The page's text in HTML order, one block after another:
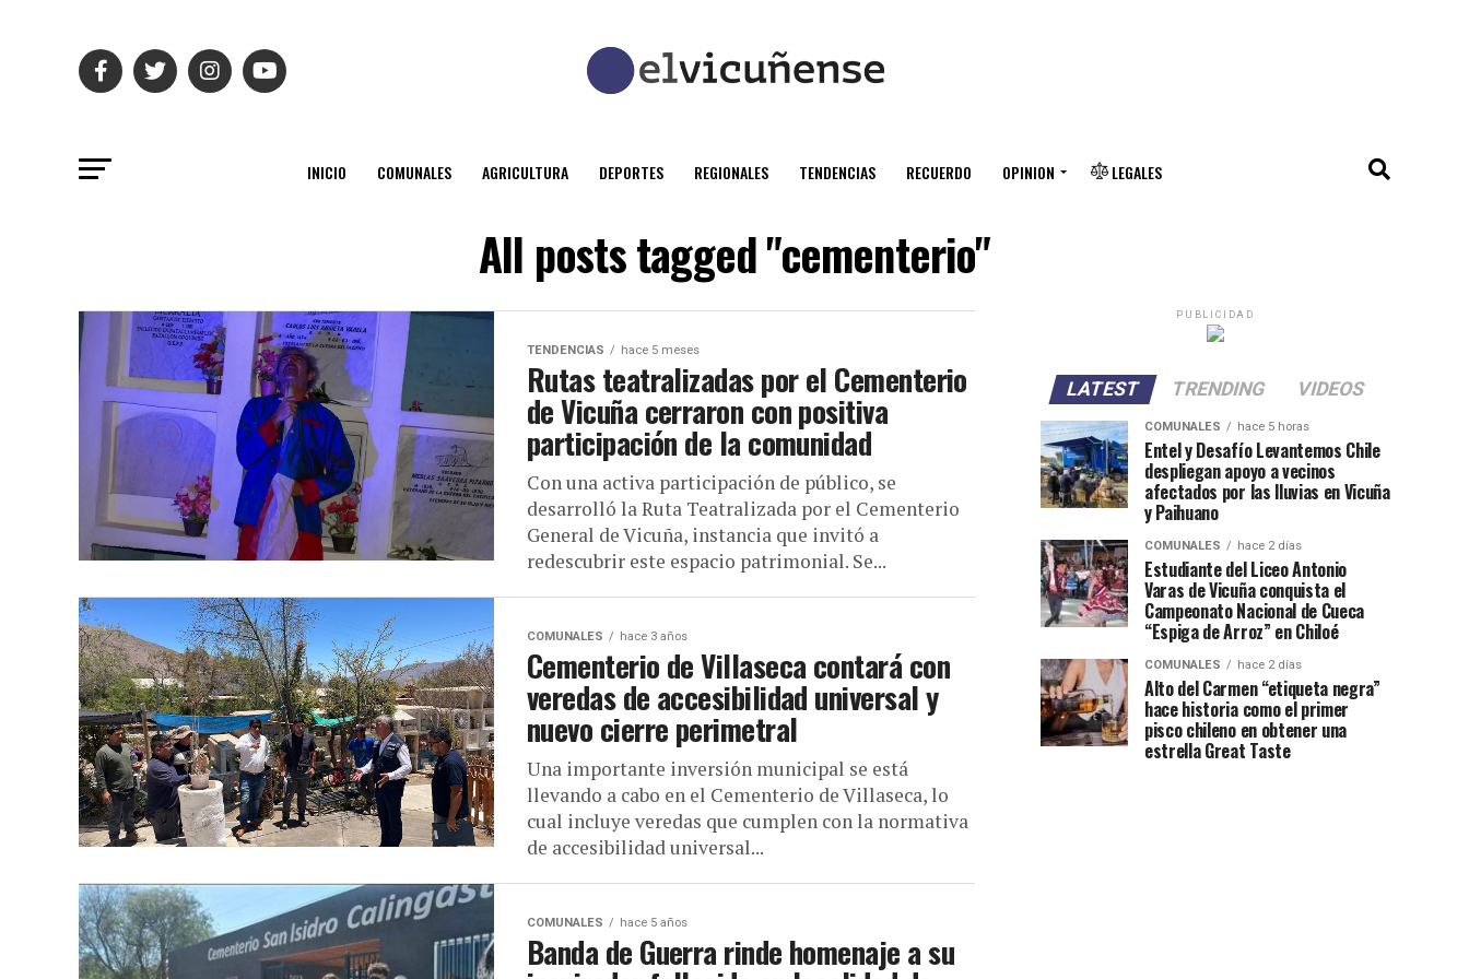
INICIO COMUNALES AGRICULTURA DEPORTES REGIONALES TENDENCIAS RECUERDO OPINION LEGALES
All posts tagged "cementerio"
TENDENCIAS hace 5 meses
Rutas teatralizadas por el Cementerio
de Vicuña cerraron con positiva
participación de la comunidad
Con una activa participación de público, se
desarrolló la Ruta Teatralizada por el Cementerio
General de Vicuña, instancia que invitó a
redescubrir este espacio patrimonial. Se...
COMUNALES hace 3 años
Cementerio de Villaseca contará con
veredas de accesibilidad universal y
nuevo cierre perimetral
Una importante inversión municipal se está
llevando a cabo en el Cementerio de Villaseca, lo
cual incluye veredas que cumplen con la normativa
de accesibilidad universal...
COMUNALES hace 5 años
Banda de Guerra rinde homenaje a su
PUBLICIDAD
LATEST TRENDING VIDEOS
COMUNALES hace 5 horas
Entel y Desafío Levantemos Chile
despliegan apoyo a vecinos
afectados por las lluvias en Vicuña
y Paihuano
COMUNALES hace 2 días
Estudiante del Liceo Antonio
Varas de Vicuña conquista el
Campeonato Nacional de Cueca
“Espiga de Arroz” en Chiloé
COMUNALES hace 2 días
Alto del Carmen “etiqueta negra”
hace historia como el primer
pisco chileno en obtener una
estrella Great Taste